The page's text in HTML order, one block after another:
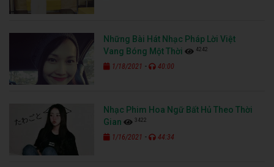
Những Bài Hát Nhạc Pháp Lời Việt
Vang Bóng Một Thời
4242
1/18/2021 - 40:00
Nhạc Phim Hoa Ngữ Bất Hủ Theo Thời
Gian
3422
1/16/2021 - 44:34